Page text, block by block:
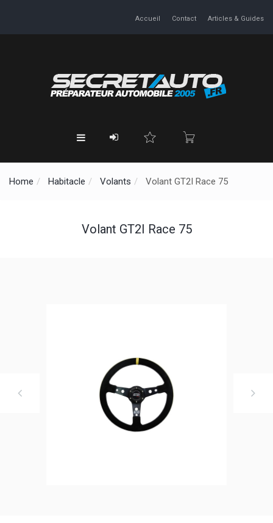
Accueil Contact Articles & Guides
Home Habitacle Volants Volant GT2I Race 75
Volant GT2I Race 75